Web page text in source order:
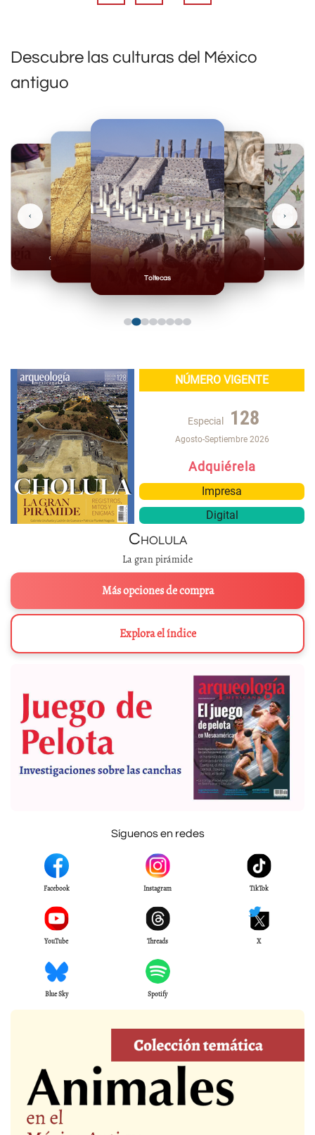
Descubre las culturas del México
antiguo
Toltecas
Mexicas
Olmecas
‹ ›
NÚMERO VIGENTE
Especial 128
Agosto-Septiembre 2026
Adquiérela
Impresa
Digital
Cholula
La gran pirámide
Más opciones de compra
Explora el índice
Síguenos en redes
Facebook Instagram TikTok
YouTube Threads X
Blue Sky Spotify